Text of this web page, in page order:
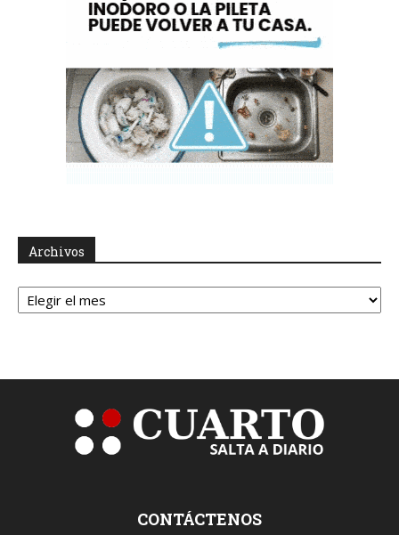
Archivos
Archivos
CONTÁCTENOS